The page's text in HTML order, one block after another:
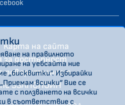
Карта на сайта
за достъпност
поверителност
по ЗЗЛПСПОИН
на правилното
на уебсайта ние
„бисквитки“. Избирайки
всички“ Вие се
с ползването на всички
в съответствие с